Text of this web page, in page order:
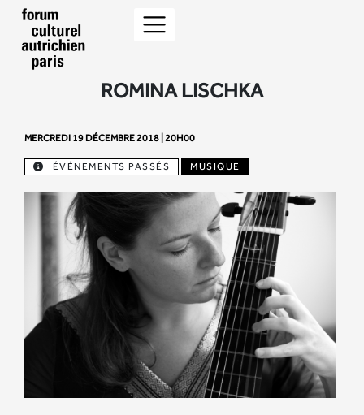
ROMINA LISCHKA
MERCREDI 19 DÉCEMBRE 2018 | 20H00
ÉVÉNEMENTS PASSÉS MUSIQUE